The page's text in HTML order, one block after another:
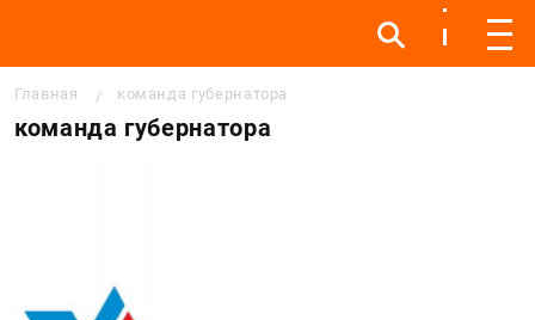
Инфо Инфо Меню
Главная команда губернатора
команда губернатора